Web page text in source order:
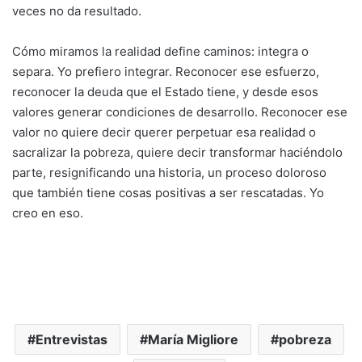
veces no da resultado.
Cómo miramos la realidad define caminos: integra o
separa. Yo prefiero integrar. Reconocer ese esfuerzo,
reconocer la deuda que el Estado tiene, y desde esos
valores generar condiciones de desarrollo. Reconocer ese
valor no quiere decir querer perpetuar esa realidad o
sacralizar la pobreza, quiere decir transformar haciéndolo
parte, resignificando una historia, un proceso doloroso
que también tiene cosas positivas a ser rescatadas. Yo
creo en eso.
Entrevistas María Migliore pobreza